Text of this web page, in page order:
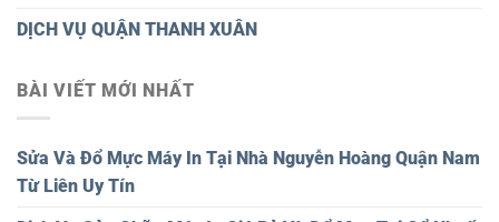
DỊCH VỤ QUẬN THANH XUÂN
BÀI VIẾT MỚI NHẤT
Sửa Và Đổ Mực Máy In Tại Nhà Nguyễn Hoàng Quận Nam
Từ Liên Uy Tín